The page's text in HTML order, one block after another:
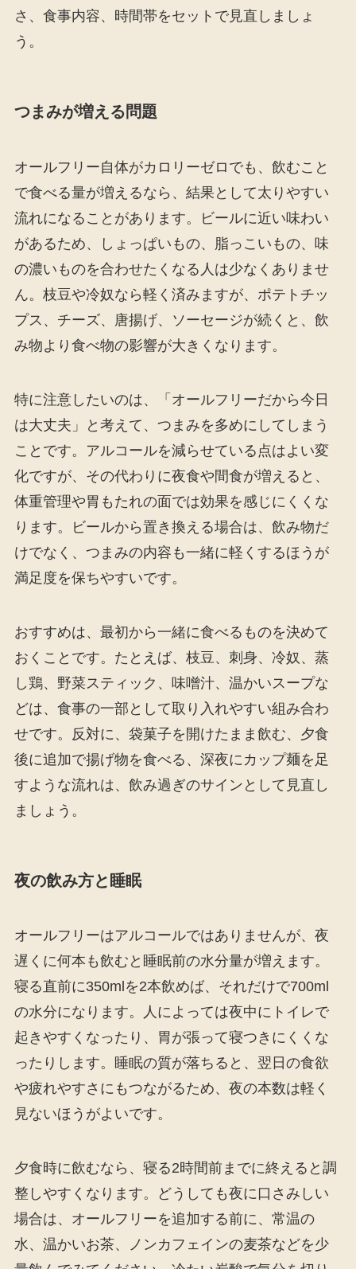
さ、食事内容、時間帯をセットで見直しましょ
う。
つまみが増える問題
オールフリー自体がカロリーゼロでも、飲むこと
で食べる量が増えるなら、結果として太りやすい
流れになることがあります。ビールに近い味わい
があるため、しょっぱいもの、脂っこいもの、味
の濃いものを合わせたくなる人は少なくありませ
ん。枝豆や冷奴なら軽く済みますが、ポテトチッ
プス、チーズ、唐揚げ、ソーセージが続くと、飲
み物より食べ物の影響が大きくなります。
特に注意したいのは、「オールフリーだから今日
は大丈夫」と考えて、つまみを多めにしてしまう
ことです。アルコールを減らせている点はよい変
化ですが、その代わりに夜食や間食が増えると、
体重管理や胃もたれの面では効果を感じにくくな
ります。ビールから置き換える場合は、飲み物だ
けでなく、つまみの内容も一緒に軽くするほうが
満足度を保ちやすいです。
おすすめは、最初から一緒に食べるものを決めて
おくことです。たとえば、枝豆、刺身、冷奴、蒸
し鶏、野菜スティック、味噌汁、温かいスープな
どは、食事の一部として取り入れやすい組み合わ
せです。反対に、袋菓子を開けたまま飲む、夕食
後に追加で揚げ物を食べる、深夜にカップ麺を足
すような流れは、飲み過ぎのサインとして見直し
ましょう。
夜の飲み方と睡眠
オールフリーはアルコールではありませんが、夜
遅くに何本も飲むと睡眠前の水分量が増えます。
寝る直前に350mlを2本飲めば、それだけで700ml
の水分になります。人によっては夜中にトイレで
起きやすくなったり、胃が張って寝つきにくくな
ったりします。睡眠の質が落ちると、翌日の食欲
や疲れやすさにもつながるため、夜の本数は軽く
見ないほうがよいです。
夕食時に飲むなら、寝る2時間前までに終えると調
整しやすくなります。どうしても夜に口さみしい
場合は、オールフリーを追加する前に、常温の
水、温かいお茶、ノンカフェインの麦茶などを少